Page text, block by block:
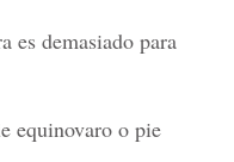
es demasiado para
equinovaro o pie